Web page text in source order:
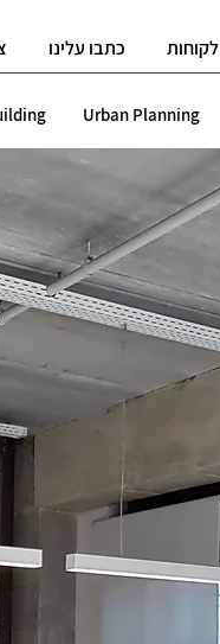
לקוחות כתבו עלינו
Urban Planning